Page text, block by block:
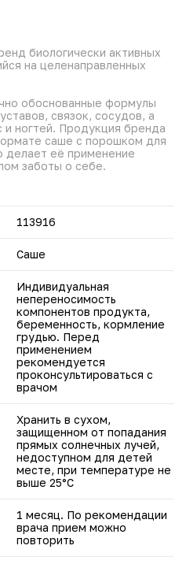
красоте и сиянии с
средством. Перед
с
биологически активных
на целенаправленных
обоснованные формулы
связок, сосудов, а
ногтей. Продукция бренда
саше с порошком для
делает её применение
заботы о себе.
113916
Саше
Индивидуальная
непереносимость
компонентов продукта,
беременность, кормление
грудью. Перед
применением
рекомендуется
проконсультироваться с
врачом
Хранить в сухом,
защищенном от попадания
прямых солнечных лучей,
недоступном для детей
месте, при температуре не
выше 25°С
1 месяц. По рекомендации
врача прием можно
повторить